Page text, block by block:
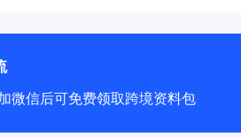
微信后可免费领取跨境资料包